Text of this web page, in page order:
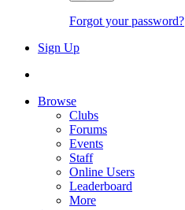
Forgot your password?
Sign Up
Browse
Clubs
Forums
Events
Staff
Online Users
Leaderboard
More